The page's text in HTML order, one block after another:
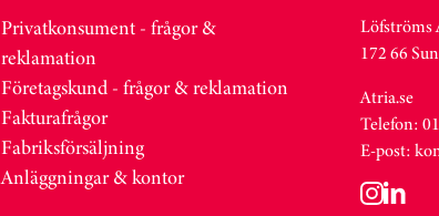
Privatkonsument - frågor &
reklamation
Företagskund - frågor & reklamation
Fakturafrågor
Fabriksförsäljning
Anläggningar & kontor
Löfströms
172 66
Atria.se
Telefon:
E-post: